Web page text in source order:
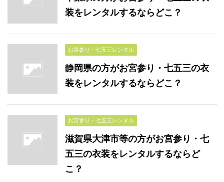
装をレンタルするならどこ？
お宮参り・七五三レンタル
静岡県の方がお宮参り・七五三の衣
装をレンタルするならどこ？
お宮参り・七五三レンタル
滋賀県大津市等の方がお宮参り・七
五三の衣装をレンタルするならど
こ？